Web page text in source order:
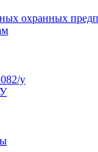
охранных
у